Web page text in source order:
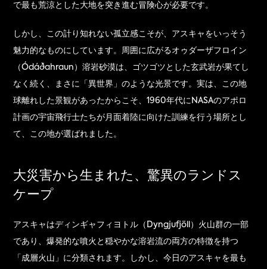
で最も荒涼とした大地を突き進む冒険心が必要です。
しかし、この計り知れない孤立感こそが、アスキャをいっそう
魅力的なものにしています。周囲に広がるオゥダーザフロイン
（Ódáðahraun）溶岩砂漠は、ゴツゴツとした玄武岩が果てし
なく続く、まさに「異世界」のような光景です。実は、この地
球離れした景観があったからこそ、1960年代にNASAのアポロ
計画の宇宙飛行士たちが月面着陸に向けた訓練を行う場所とし
て、この地が選ばれました。
大災害から生まれた、驚異のランドス
ケープ
アスキャはディンギャフィヨトル（Dyngjufjöll）火山群の一部
であり、爆発的な噴火と穏やかな溶岩流の両方の特徴を持つ
「成層火山」に分類されます。しかし、今日のアスキャを最も